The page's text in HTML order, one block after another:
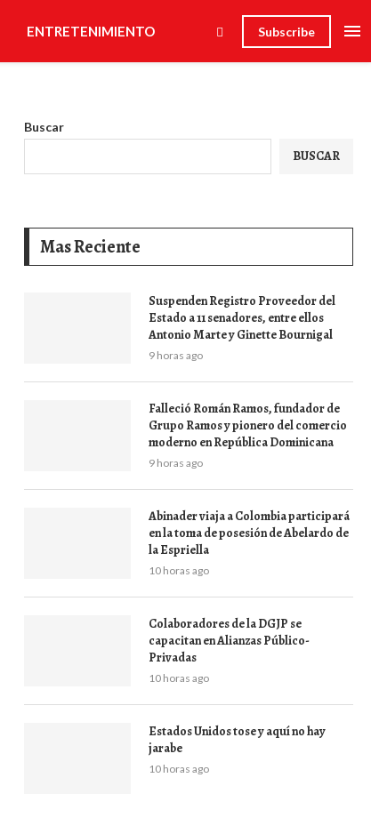
ENTRETENIMIENTO Subscribe
Buscar
BUSCAR
Mas Reciente
Suspenden Registro Proveedor del
Estado a 11 senadores, entre ellos
Antonio Marte y Ginette Bournigal
9 horas ago
Falleció Román Ramos, fundador de
Grupo Ramos y pionero del comercio
moderno en República Dominicana
9 horas ago
Abinader viaja a Colombia participará
en la toma de posesión de Abelardo de
la Espriella
10 horas ago
Colaboradores de la DGJP se
capacitan en Alianzas Público-
Privadas
10 horas ago
Estados Unidos tose y aquí no hay
jarabe
10 horas ago